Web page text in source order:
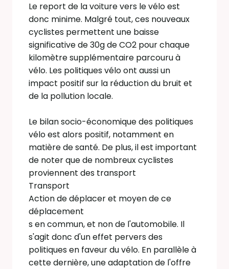
Le report de la voiture vers le vélo est
donc minime. Malgré tout, ces nouveaux
cyclistes permettent une baisse
significative de 30g de CO2 pour chaque
kilomètre supplémentaire parcouru à
vélo. Les politiques vélo ont aussi un
impact positif sur la réduction du bruit et
de la pollution locale.
Le bilan socio-économique des politiques
vélo est alors positif, notamment en
matière de santé. De plus, il est important
de noter que de nombreux cyclistes
proviennent des transport
Transport
Action de déplacer et moyen de ce
déplacement
s en commun, et non de l'automobile. Il
s'agit donc d'un effet pervers des
politiques en faveur du vélo. En parallèle à
cette dernière, une adaptation de l'offre